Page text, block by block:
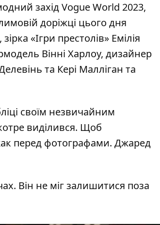
західVogue World 2023,
доріжці цього дня
«Ігри престолів» Емілія
Вінні Харлоу, дизайнер
та Кері Малліган та
своїм незвичайним
виділився. Щоб
перед фотографами. Джаред
Він не міг залишитися поза